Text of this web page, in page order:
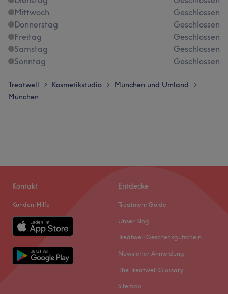
Mittwoch
Geschlossen
Donnerstag
Geschlossen
Freitag
Geschlossen
Samstag
Geschlossen
Sonntag
Geschlossen
Treatwell > Kosmetikstudio > München und Umland >
München
Kontakt
Kunden-Hilfe
Entdecke
Treatment Guide
Unser Blog
Treatwell Geschenkgutschein
Newsletter Anmeldung
The Treatwell Glossary
Sitemap